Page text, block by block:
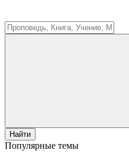
Найти
Популярные темы